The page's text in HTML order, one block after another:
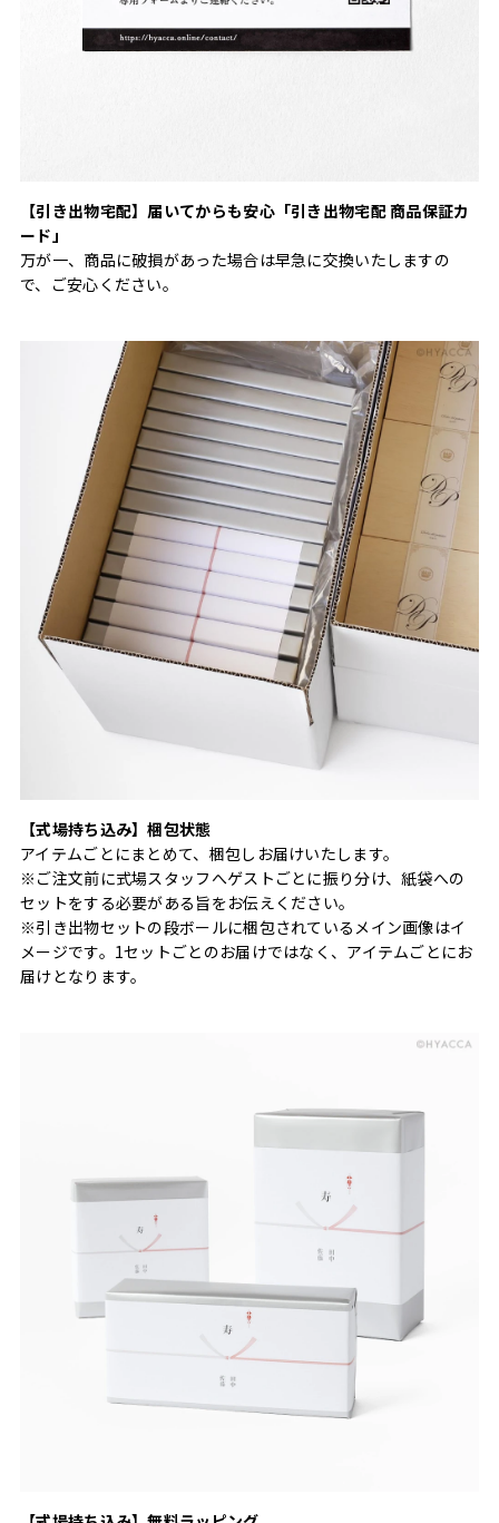
【引き出物宅配】届いてからも安心「引き出物宅配 商品保証カ
ード」
万が一、商品に破損があった場合は早急に交換いたしますの
で、ご安心ください。
【式場持ち込み】梱包状態
アイテムごとにまとめて、梱包しお届けいたします。
※ご注文前に式場スタッフへゲストごとに振り分け、紙袋への
セットをする必要がある旨をお伝えください。
※引き出物セットの段ボールに梱包されているメイン画像はイ
メージです。1セットごとのお届けではなく、アイテムごとにお
届けとなります。